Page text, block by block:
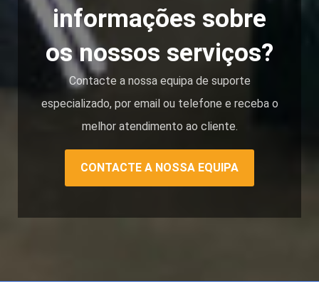
informações sobre
os nossos serviços?
Contacte a nossa equipa de suporte
especializado, por email ou telefone e receba o
melhor atendimento ao cliente.
CONTACTE A NOSSA EQUIPA